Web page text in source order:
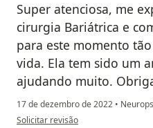
Super atenciosa, me
cirurgia Bariátrica e
para este momento
vida. Ela tem sido um
ajudando muito.
17 de dezembro de 2022 •
na opinião do utilizador Fernanda
Solicitar revisão